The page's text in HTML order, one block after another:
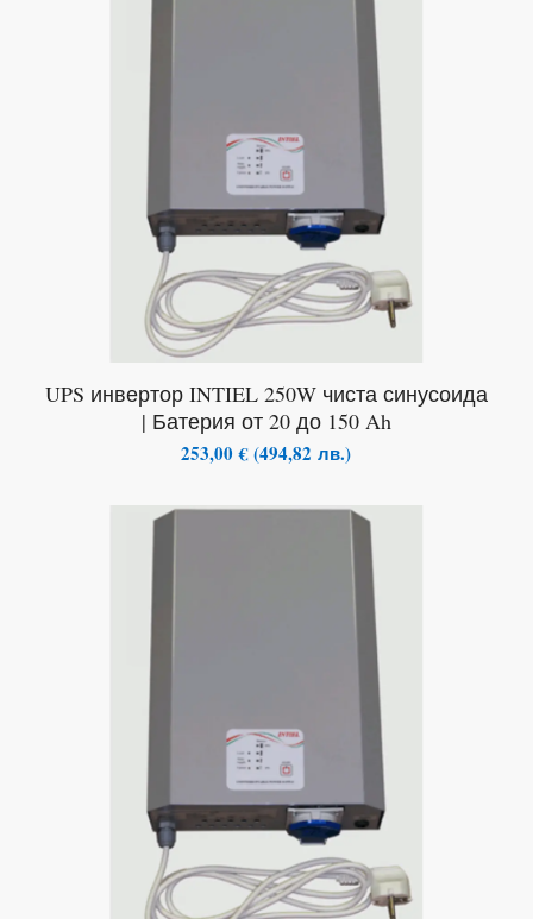
UPS инвертор INTIEL 250W чиста синусоида
| Батерия от 20 до 150 Ah
253,00€ (494,82лв.)